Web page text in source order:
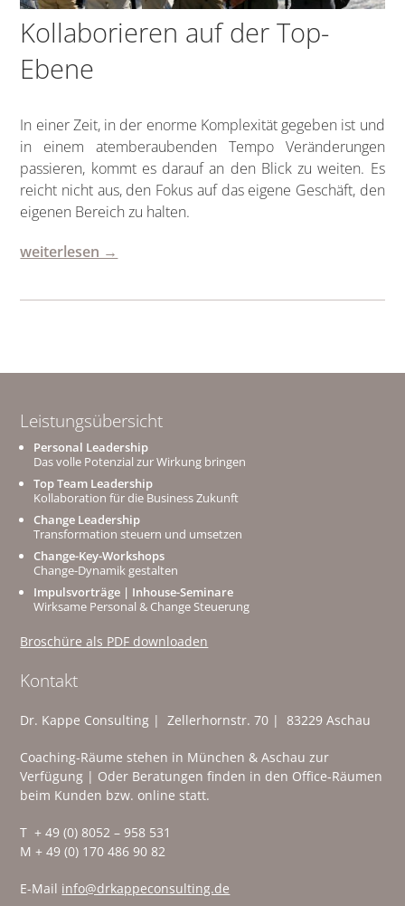
Kollaborieren auf der Top-
Ebene
In einer Zeit, in der enorme Komplexität gegeben ist und
in einem atemberaubenden Tempo Veränderungen
passieren, kommt es darauf an den Blick zu weiten. Es
reicht nicht aus, den Fokus auf das eigene Geschäft, den
eigenen Bereich zu halten.
weiterlesen →
Leistungsübersicht
Personal Leadership
Das volle Potenzial zur Wirkung bringen
Top Team Leadership
Kollaboration für die Business Zukunft
Change Leadership
Transformation steuern und umsetzen
Change-Key-Workshops
Change-Dynamik gestalten
Impulsvorträge | Inhouse-Seminare
Wirksame Personal & Change Steuerung
Broschüre als PDF downloaden
Kontakt
Dr. Kappe Consulting | Zellerhornstr. 70 | 83229 Aschau
Coaching-Räume stehen in München & Aschau zur
Verfügung | Oder Beratungen finden in den Office-Räumen
beim Kunden bzw. online statt.
T + 49 (0) 8052 – 958 531
M + 49 (0) 170 486 90 82
E-Mail info@drkappeconsulting.de